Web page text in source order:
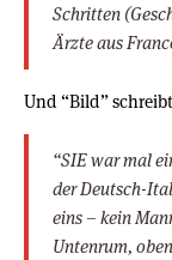
Schritten
Ärzte aus
Und “Bild”
“SIE war mal
der Deutsch-
eins – kein
Untenrum,